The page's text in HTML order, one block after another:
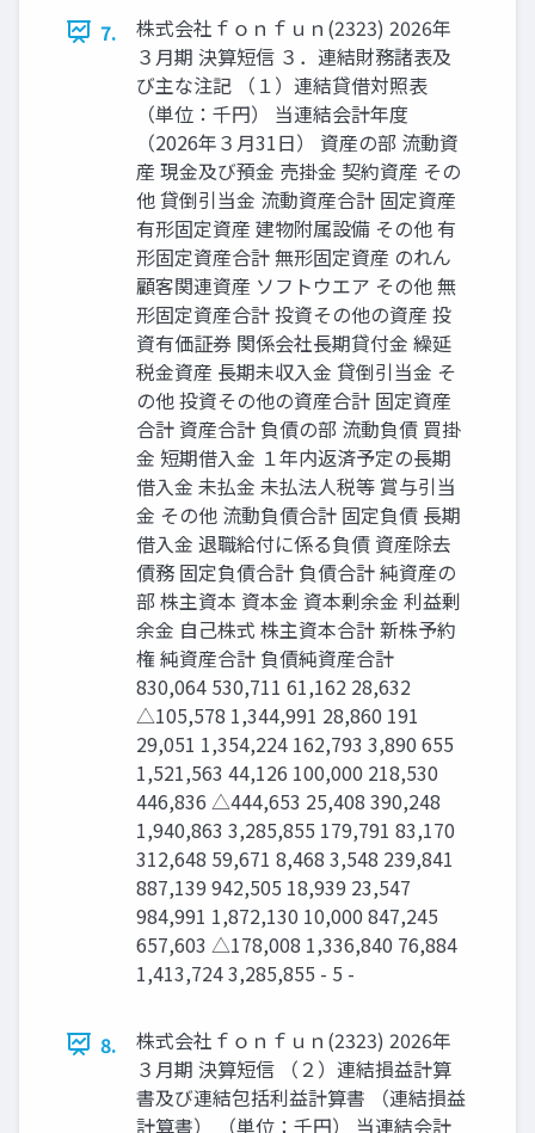
7.
株式会社ｆｏｎｆｕｎ(2323) 2026年
３月期 決算短信 ３．連結財務諸表及
び主な注記 （１）連結貸借対照表
（単位：千円） 当連結会計年度
（2026年３月31日） 資産の部 流動資
産 現金及び預金 売掛金 契約資産 その
他 貸倒引当金 流動資産合計 固定資産
有形固定資産 建物附属設備 その他 有
形固定資産合計 無形固定資産 のれん
顧客関連資産 ソフトウエア その他 無
形固定資産合計 投資その他の資産 投
資有価証券 関係会社長期貸付金 繰延
税金資産 長期未収入金 貸倒引当金 そ
の他 投資その他の資産合計 固定資産
合計 資産合計 負債の部 流動負債 買掛
金 短期借入金 １年内返済予定の長期
借入金 未払金 未払法人税等 賞与引当
金 その他 流動負債合計 固定負債 長期
借入金 退職給付に係る負債 資産除去
債務 固定負債合計 負債合計 純資産の
部 株主資本 資本金 資本剰余金 利益剰
余金 自己株式 株主資本合計 新株予約
権 純資産合計 負債純資産合計
830,064 530,711 61,162 28,632
△105,578 1,344,991 28,860 191
29,051 1,354,224 162,793 3,890 655
1,521,563 44,126 100,000 218,530
446,836 △444,653 25,408 390,248
1,940,863 3,285,855 179,791 83,170
312,648 59,671 8,468 3,548 239,841
887,139 942,505 18,939 23,547
984,991 1,872,130 10,000 847,245
657,603 △178,008 1,336,840 76,884
1,413,724 3,285,855 - 5 -
8.
株式会社ｆｏｎｆｕｎ(2323) 2026年
３月期 決算短信 （２）連結損益計算
書及び連結包括利益計算書 （連結損益
計算書） （単位：千円） 当連結会計